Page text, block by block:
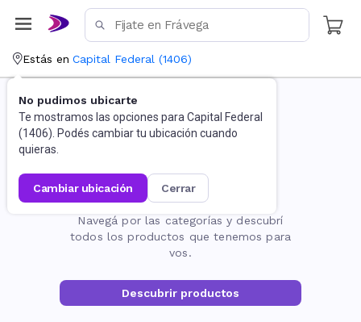
Estás en Capital Federal (1406)
No pudimos ubicarte
Te mostramos las opciones para Capital Federal
(1406). Podés cambiar tu ubicación cuando
quieras.
cambiar ubicación cerrar
La página no existe
Navegá por las categorías y descubrí
todos los productos que tenemos para
vos.
Descubrir productos